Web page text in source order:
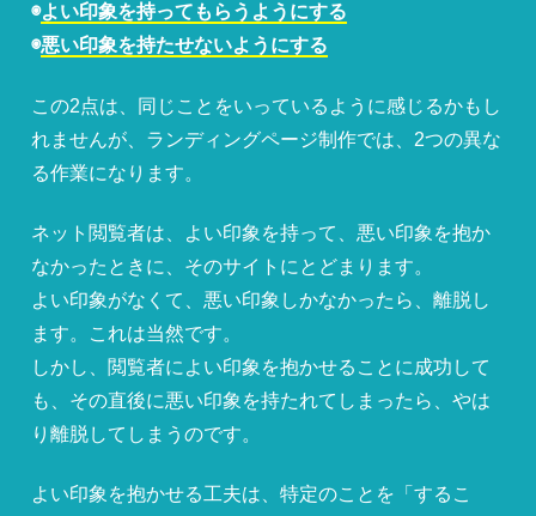
◉よい印象を持ってもらうようにする
◉悪い印象を持たせないようにする
この2点は、同じことをいっているように感じるかもし
れませんが、ランディングページ制作では、2つの異な
る作業になります。
ネット閲覧者は、よい印象を持って、悪い印象を抱か
なかったときに、そのサイトにとどまります。
よい印象がなくて、悪い印象しかなかったら、離脱し
ます。これは当然です。
しかし、閲覧者によい印象を抱かせることに成功して
も、その直後に悪い印象を持たれてしまったら、やは
り離脱してしまうのです。
よい印象を抱かせる工夫は、特定のことを「するこ